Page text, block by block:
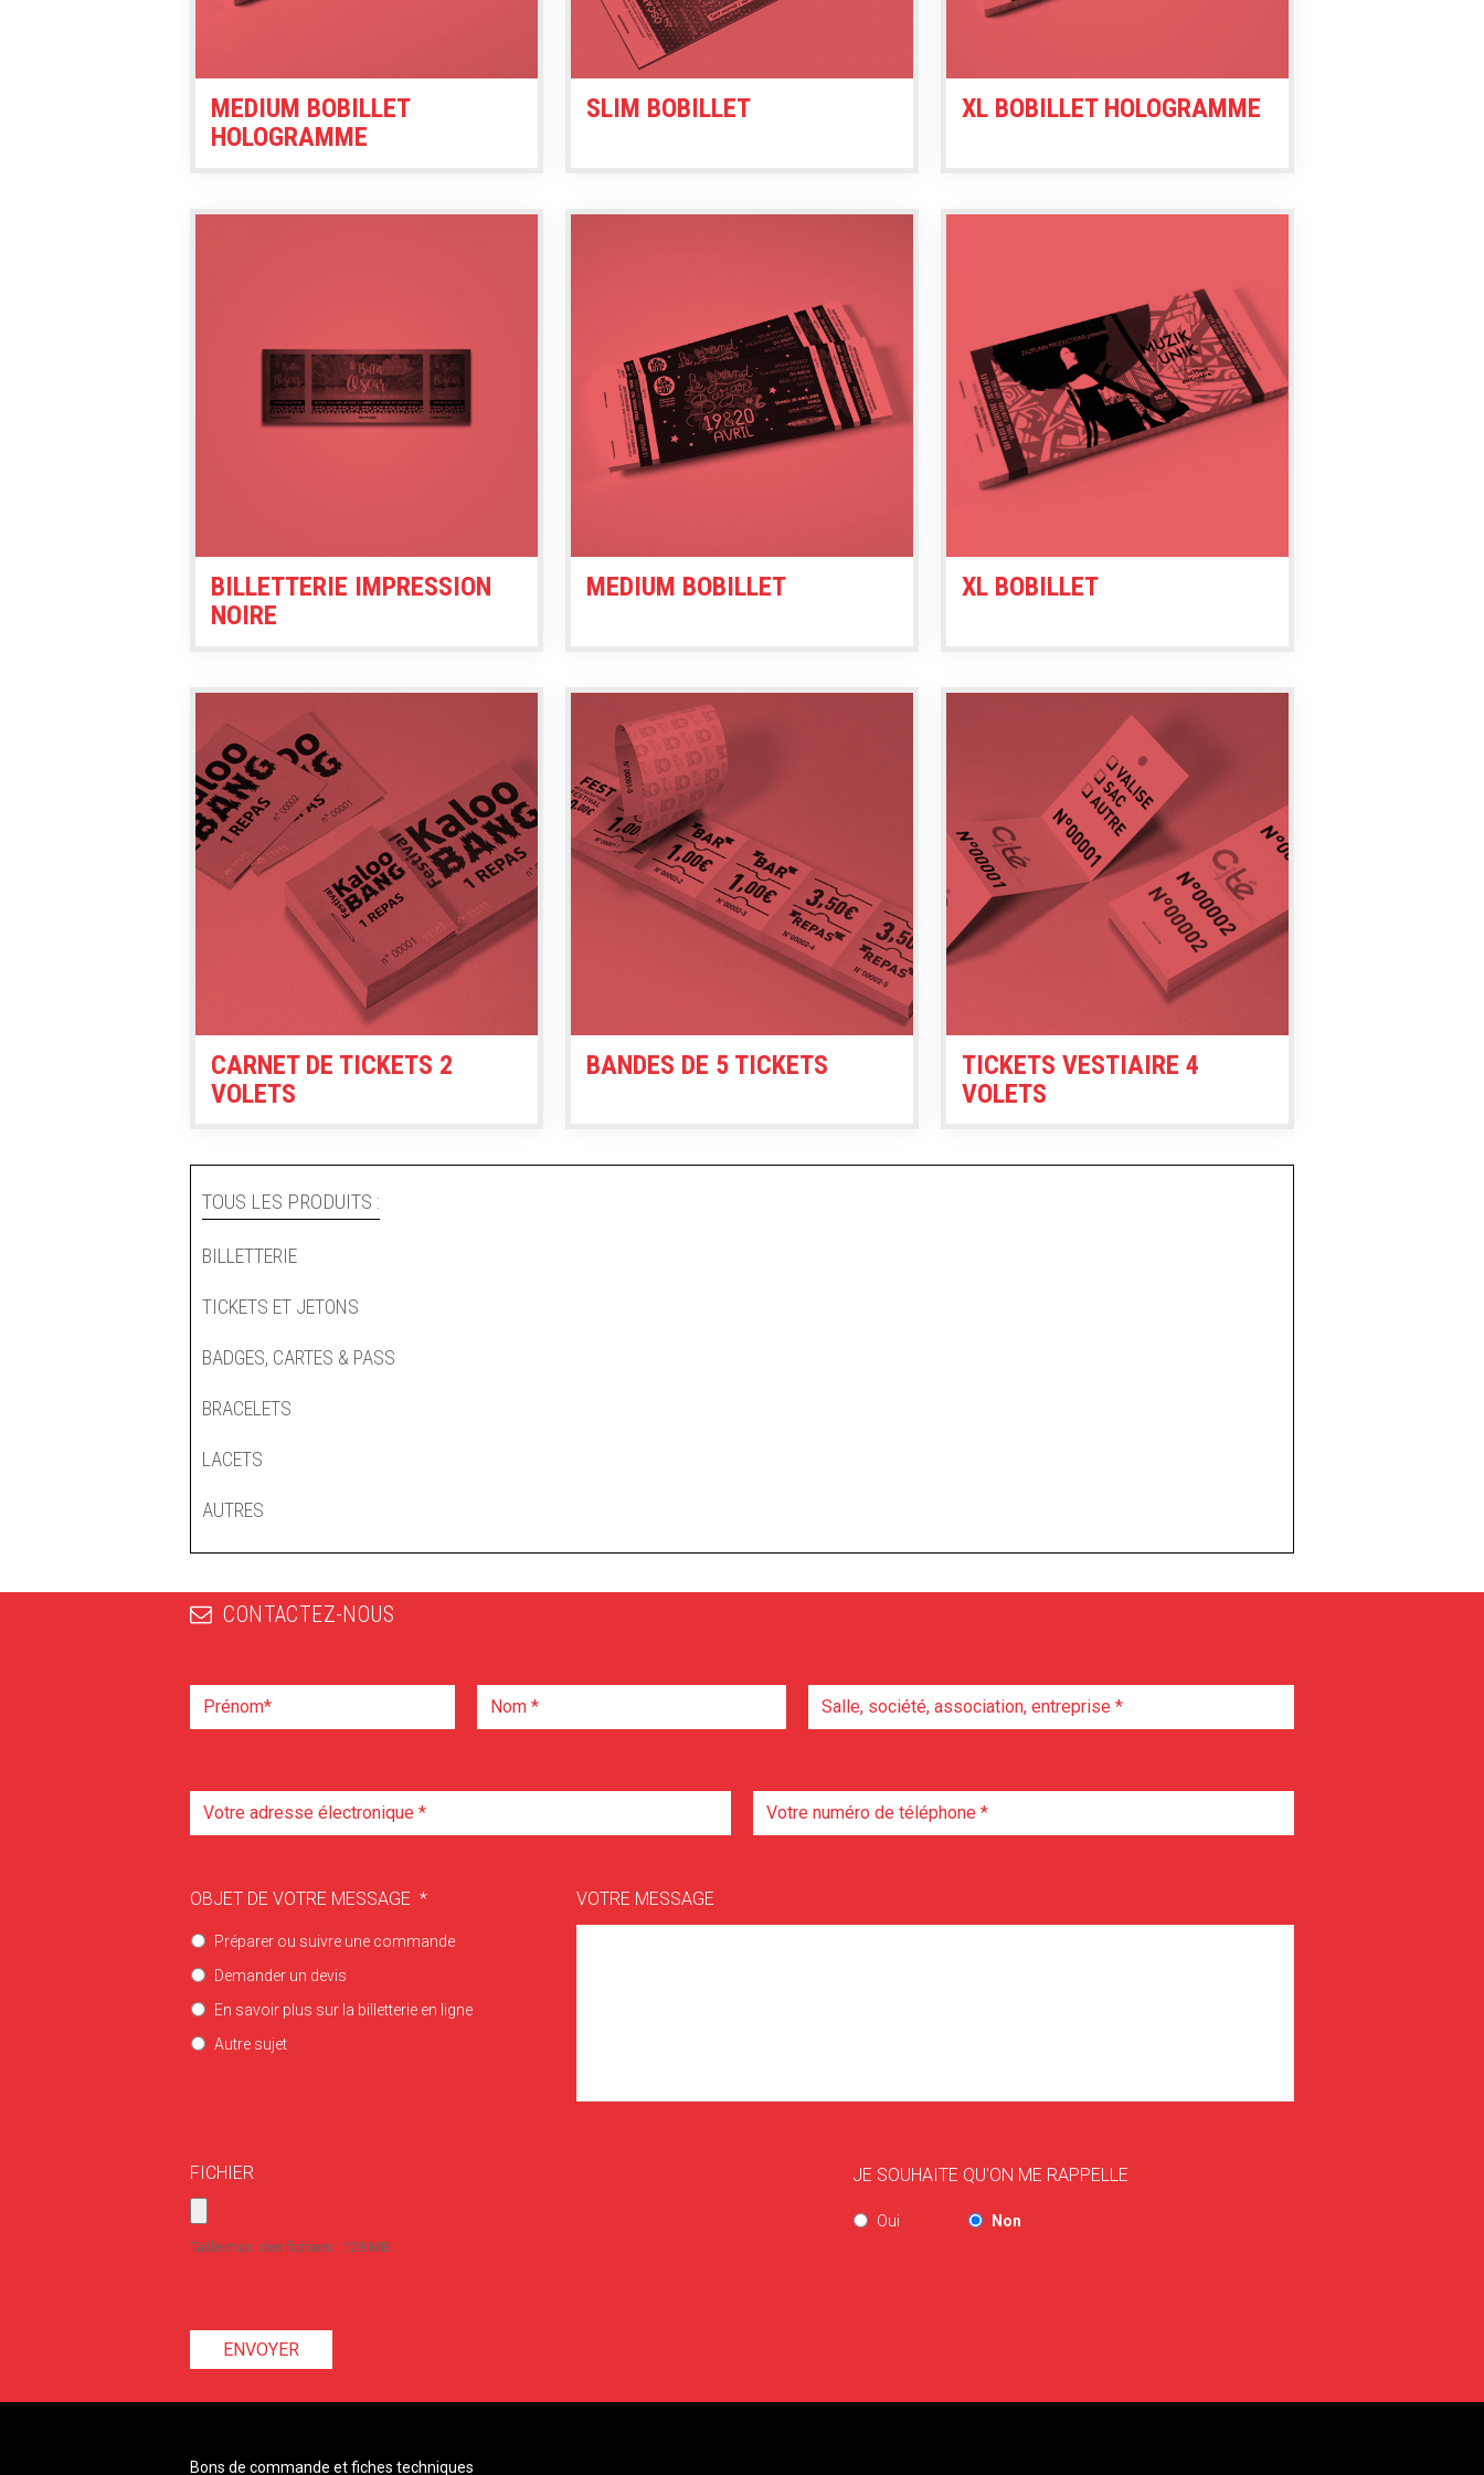
MEDIUM BOBILLET
HOLOGRAMME
SLIM BOBILLET XL BOBILLET HOLOGRAMME
BILLETTERIE IMPRESSION
NOIRE
MEDIUM BOBILLET XL BOBILLET
CARNET DE TICKETS 2
VOLETS
BANDES DE 5 TICKETS
TICKETS VESTIAIRE 4
VOLETS
TOUS LES PRODUITS :
BILLETTERIE
TICKETS ET JETONS
BADGES, CARTES & PASS
BRACELETS
LACETS
AUTRES
CONTACTEZ-NOUS
OBJET DE VOTRE MESSAGE *
Préparer ou suivre une commande
Demander un devis
En savoir plus sur la billetterie en ligne
Autre sujet
VOTRE MESSAGE
FICHIER
Taille max. des fichiers : 128 MB.
JE SOUHAITE QU'ON ME RAPPELLE
Oui Non
Bons de commande et fiches techniques